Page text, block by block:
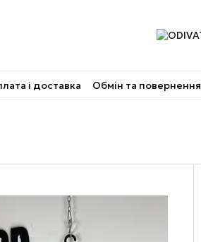
і доставка Обмін та повернення